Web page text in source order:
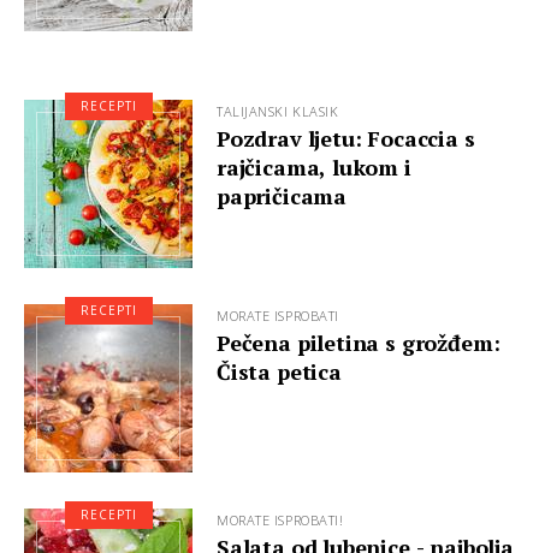
TALIJANSKI KLASIK
Pozdrav ljetu: Focaccia s
rajčicama, lukom i
papričicama
RECEPTI
MORATE ISPROBATI
Pečena piletina s grožđem:
Čista petica
RECEPTI
MORATE ISPROBATI!
Salata od lubenice - najbolja
RECEPTI